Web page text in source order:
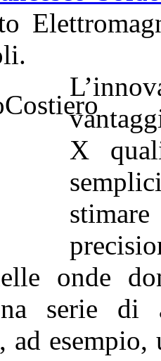
X
onde
serie
ad